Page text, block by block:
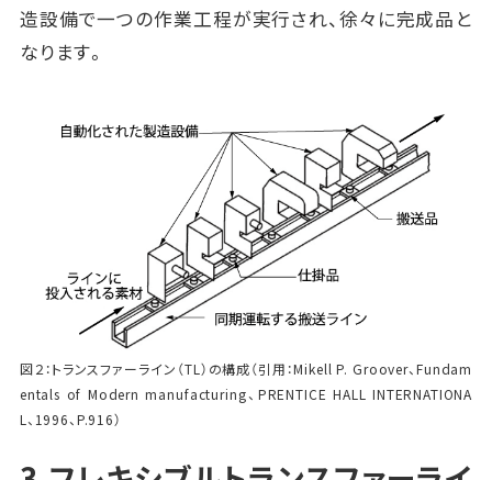
造設備で一つの作業工程が実行され、徐々に完成品と
なります。
図２：トランスファーライン（TL）の構成（引用：Mikell P. Groover、Fundam
entals of Modern manufacturing、PRENTICE HALL INTERNATIONA
L、1996、P.916）